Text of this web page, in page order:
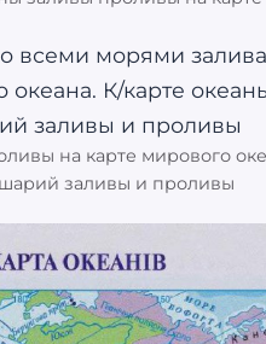
на карте мирового
заливы и проливы